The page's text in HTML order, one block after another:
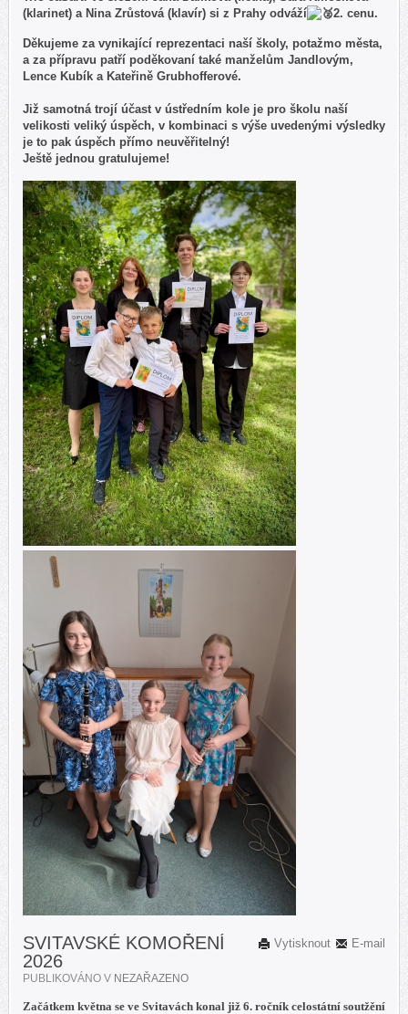
(klarinet) a Nina Zrůstová (klavír) si z Prahy odváží
2. cenu.
Děkujeme za vynikající reprezentaci naší školy, potažmo města,
a za přípravu patří poděkovaní také manželům Jandlovým,
Lence Kubík a Kateřině Grubhofferové.
Již samotná trojí účast v ústředním kole je pro školu naší
velikosti veliký úspěch, v kombinaci s výše uvedenými výsledky
je to pak úspěch přímo neuvěřitelný!
Ještě jednou gratulujeme!
E-mail
Vytisknout
SVITAVSKÉ KOMOŘENÍ
2026
PUBLIKOVÁNO V NEZAŘAZENO
Začátkem května se ve Svitavách konal již 6. ročník celostátní soutžění